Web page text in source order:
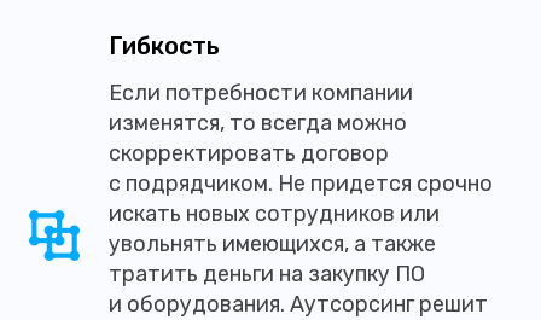
Гибкость
Если потребности компании
изменятся, то всегда можно
скорректировать договор
с подрядчиком. Не придется срочно
искать новых сотрудников или
увольнять имеющихся, а также
тратить деньги на закупку ПО
и оборудования. Аутсорсинг решит